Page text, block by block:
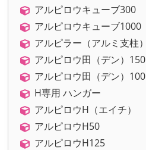
アルピロウキューブ300
アルピロウキューブ1000
アルピラー（アルミ支柱）
アルピロウ田（デン）150
アルピロウ田（デン）100
H専用 ハンガー
アルピロウH（エイチ）
アルピロウH50
アルピロウH125